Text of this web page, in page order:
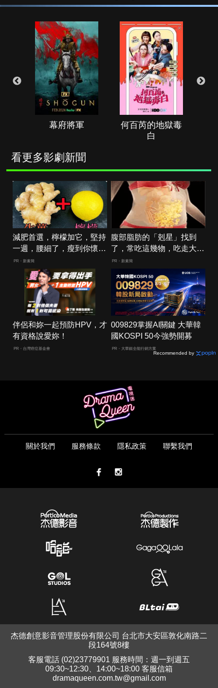
幕府將軍
何百芮的地獄毒
白
看更多影劇新聞
減肥首選，檸檬加它，堅持
一週，腰細了，瘦到你懷疑
人生
PR・新素簡
腹部脂肪的「剋星」找到
了，常吃這幾物，吃走大肚
囊，瘦出小蠻腰
PR・新素簡
伴侶和妳一起預防HPV，才
有資格說愛妳！
PR・台灣癌症基金會
009829掌握AI關鍵 大華韓
國KOSPI 50今強勢開募
PR・大華銀全能行銷方案
Recommended by
關於我們 服務條款 隱私政策 聯繫我們
杰德創意影音管理股份有限公司 台北市大安區敦化南路二
段164號8樓
客服電話 (02)23779901 服務時間：週一到週五
09:30~12:30、14:00~18:00 客服信箱
dramaqueen.com.tw@gmail.com